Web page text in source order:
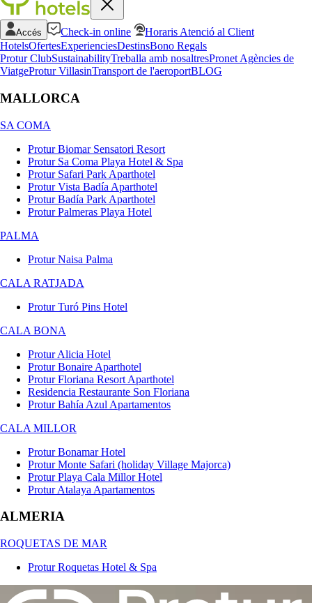
Accés Check-in online
Horaris Atenció al Client
HotelsOfertesExperienciesDestinsBono Regals
Protur ClubSustainabilityTreballa amb nosaltresPronet Agències de
ViatgeProtur VillasinTransport de l'aeroportBLOG
MALLORCA
SA COMA
Protur Biomar Sensatori Resort
Protur Sa Coma Playa Hotel & Spa
Protur Safari Park Aparthotel
Protur Vista Badía Aparthotel
Protur Badía Park Aparthotel
Protur Palmeras Playa Hotel
PALMA
Protur Naisa Palma
CALA RATJADA
Protur Turó Pins Hotel
CALA BONA
Protur Alicia Hotel
Protur Bonaire Aparthotel
Protur Floriana Resort Aparthotel
Residencia Restaurante Son Floriana
Protur Bahía Azul Apartamentos
CALA MILLOR
Protur Bonamar Hotel
Protur Monte Safari (holiday Village Majorca)
Protur Playa Cala Millor Hotel
Protur Atalaya Apartamentos
ALMERIA
ROQUETAS DE MAR
Protur Roquetas Hotel & Spa